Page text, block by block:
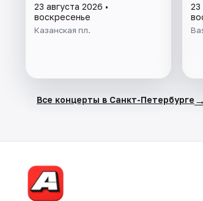
23 августа 2026 •
воскресенье
Казанская пл.
23
Все концерты в Санкт-Петербурге →